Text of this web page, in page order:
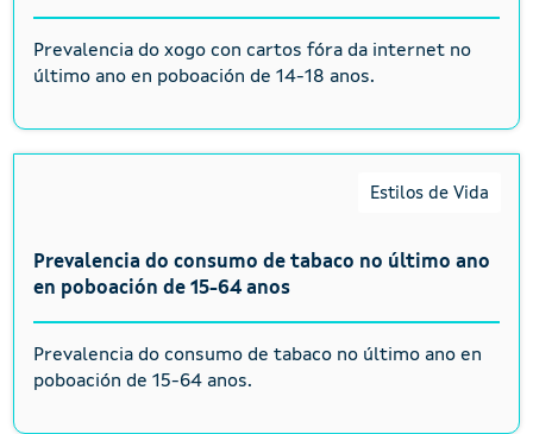
Prevalencia do xogo con cartos fóra da internet no
último ano en poboación de 14-18 anos.
Estilos de Vida
Prevalencia do consumo de tabaco no último ano
en poboación de 15-64 anos
Prevalencia do consumo de tabaco no último ano en
poboación de 15-64 anos.